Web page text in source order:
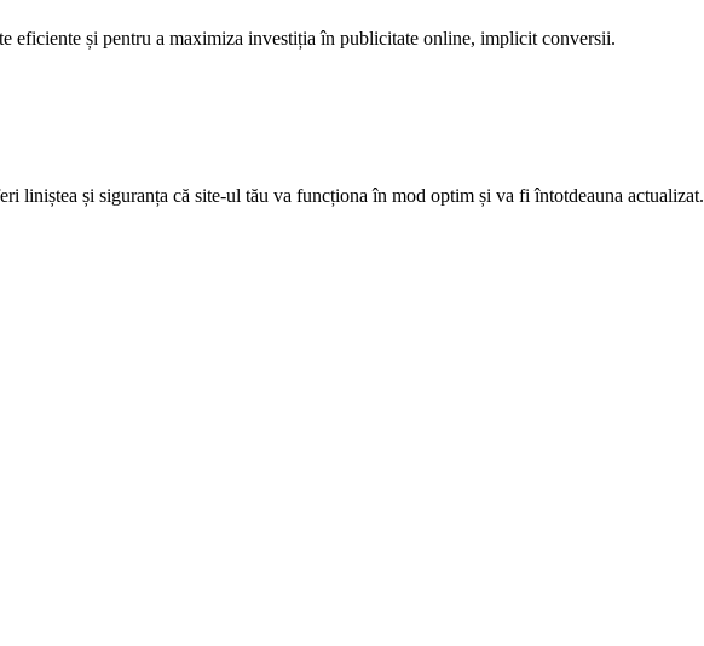
eficiente și pentru a maximiza investiția în publicitate online, implicit conversii.
liniștea și siguranța că site-ul tău va funcționa în mod optim și va fi întotdeauna actualizat.